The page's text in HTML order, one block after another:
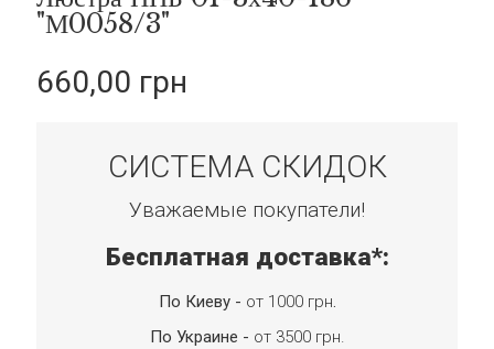
"М0058/3"
660,00 грн
СИСТЕМА СКИДОК
Уважаемые покупатели!
Бесплатная доставка*:
По Киеву - от 1000 грн.
По Украине - от 3500 грн.